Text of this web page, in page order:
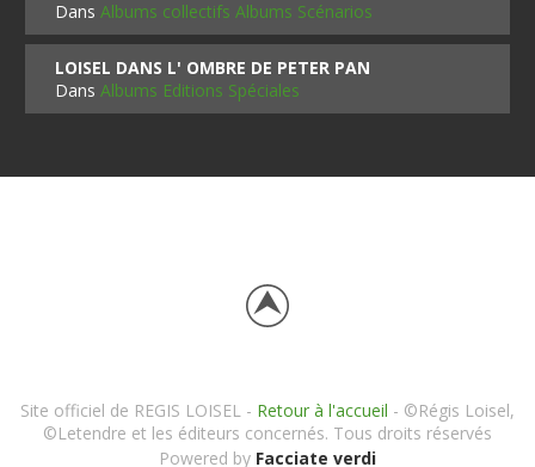
DansAlbums collectifs Albums Scénarios
LOISEL DANS L' OMBRE DE PETER PAN
DansAlbums Editions Spéciales
Site officiel de REGIS LOISEL - Retour à l'accueil - ©Régis Loisel,
©Letendre et les éditeurs concernés. Tous droits réservés
Powered by Facciate verdi